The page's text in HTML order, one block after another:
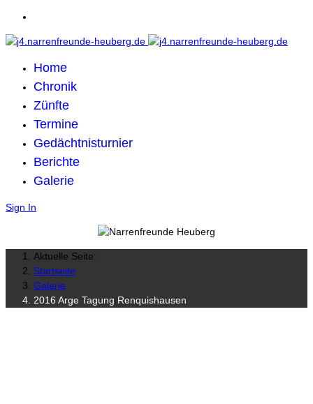
Home
Chronik
Zünfte
Termine
Gedächtnisturnier
Berichte
Galerie
Sign In
Aktuelle Seite:
Startseite
Galerie
2016 Arge Tagung Renquishausen